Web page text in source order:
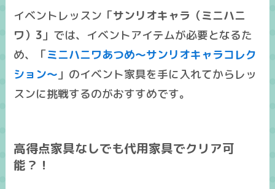
イベントレッスン「サンリオキャラ（ミニハニ
ワ）3 」では、イベントアイテムが必要となるた
め、「ミニハニワあつめ～サンリオキャラコレク
ション～ 」のイベント家具を手に入れてからレッ
スンに挑戦するのがおすすめです。
高得点家具なしでも代用家具でクリア可
能？！